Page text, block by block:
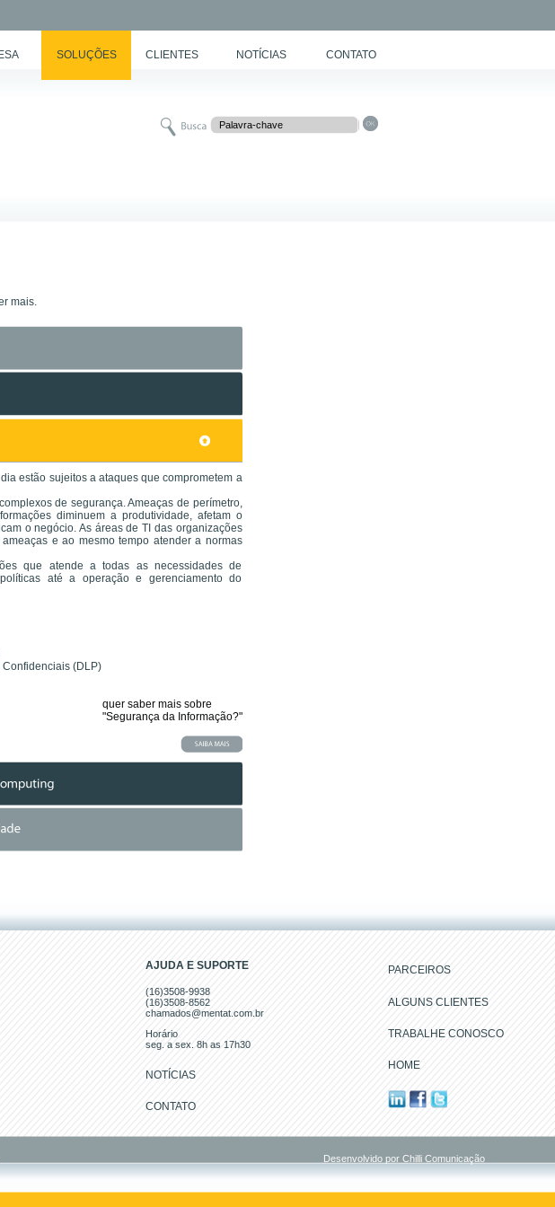
SOLUÇÕES CLIENTES NOTÍCIAS CONTATO
mais.
estão sujeitos a ataques que comprometem a
de segurança. Ameaças de perímetro,
diminuem a produtividade, afetam o
o negócio. As áreas de TI das organizações
e ao mesmo tempo atender a normas
que atende a todas as necessidades de
até a operação e gerenciamento do
Confidenciais (DLP)
quer saber mais sobre
"Segurança da Informação?"
PARCEIROS
ALGUNS CLIENTES
TRABALHE CONOSCO
HOME
AJUDA E SUPORTE
(16)3508-9938
(16)3508-8562
chamados@mentat.com.br
Horário
seg. a sex. 8h as 17h30
NOTÍCIAS
CONTATO
Desenvolvido por Chilli Comunicação